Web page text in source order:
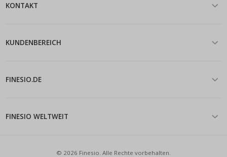
KONTAKT
KUNDENBEREICH
FINESIO.DE
FINESIO WELTWEIT
© 2026 Finesio. Alle Rechte vorbehalten.